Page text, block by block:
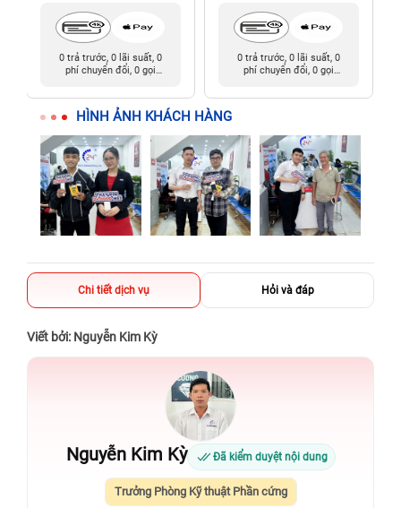
0 trả trước, 0 lãi suất, 0
phí chuyển đổi, 0 gọi
0 trả trước, 0 lãi suất, 0
phí chuyển đổi, 0 gọi
HÌNH ẢNH KHÁCH HÀNG
Chi tiết dịch vụ Hỏi và đáp
Viết bởi: Nguyễn Kim Kỳ
Nguyễn Kim Kỳ Đã kiểm duyệt nội dung
Trưởng Phòng Kỹ thuật Phần cứng